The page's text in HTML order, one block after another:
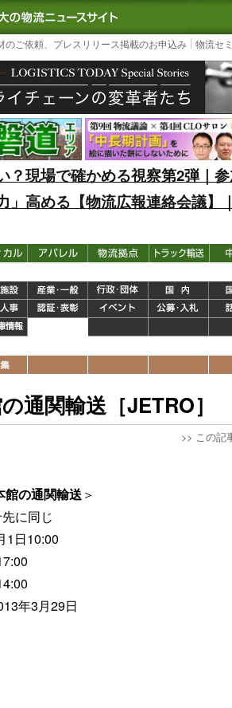
TODAY｜国内最大の物流ニュース
3PL,
のご依頼、プレスリリース掲載のお申込み 物流セ
？現場で確かめる視察第2弾｜
」高める【物流広報連絡会議】
通関輸送［JETRO］
>> この記
館の通関輸送＞
に同じ
1日10:00
年3月29日